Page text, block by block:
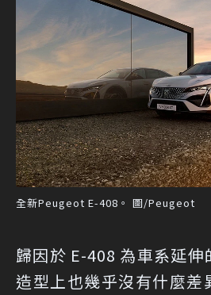
全新Peugeot E-408。 圖/Peugeot
歸因於 E-408 為車系延
造型上也幾乎沒有什麼差